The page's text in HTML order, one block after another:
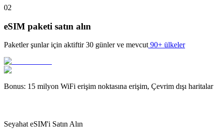
02
eSIM paketi satın alın
Paketler şunlar için aktiftir 30 günler ve mevcut 90+ ülkeler
Bonus: 15 milyon WiFi erişim noktasına erişim, Çevrim dışı haritalar
Seyahat eSIM'i Satın Alın